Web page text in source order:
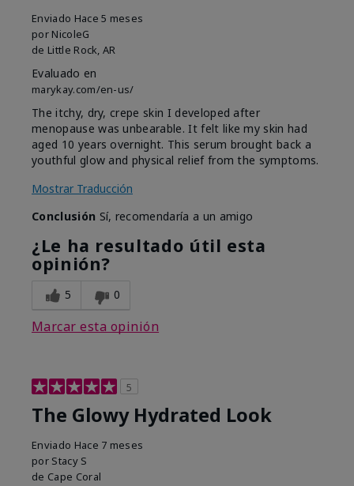
Enviado Hace 5 meses
por NicoleG
de Little Rock, AR
Evaluado en
marykay.com/en-us/
The itchy, dry, crepe skin I developed after
menopause was unbearable. It felt like my skin had
aged 10 years overnight. This serum brought back a
youthful glow and physical relief from the symptoms.
Mostrar Traducción
Conclusión Sí, recomendaría a un amigo
¿Le ha resultado útil esta
opinión?
5 0
Marcar esta opinión
5
The Glowy Hydrated Look
Enviado Hace 7 meses
por Stacy S
de Cape Coral